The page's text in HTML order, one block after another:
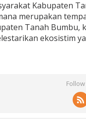
Kabupaten
merupakan
Tanah
ekosistim